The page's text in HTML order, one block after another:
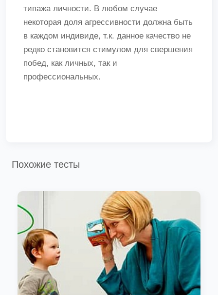
типажа личности. В любом случае
некоторая доля агрессивности должна быть
в каждом индивиде, т.к. данное качество не
редко становится стимулом для свершения
побед, как личных, так и
профессиональных.
Похожие тесты